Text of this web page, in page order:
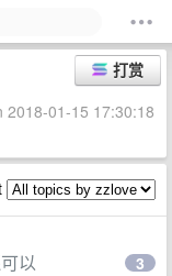
打赏
2018-01-15 17:30:18
以 3